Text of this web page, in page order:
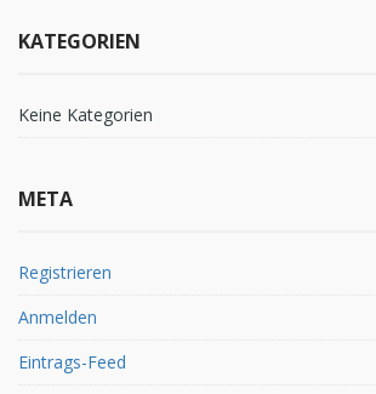
KATEGORIEN
Keine Kategorien
META
Registrieren
Anmelden
Eintrags-Feed